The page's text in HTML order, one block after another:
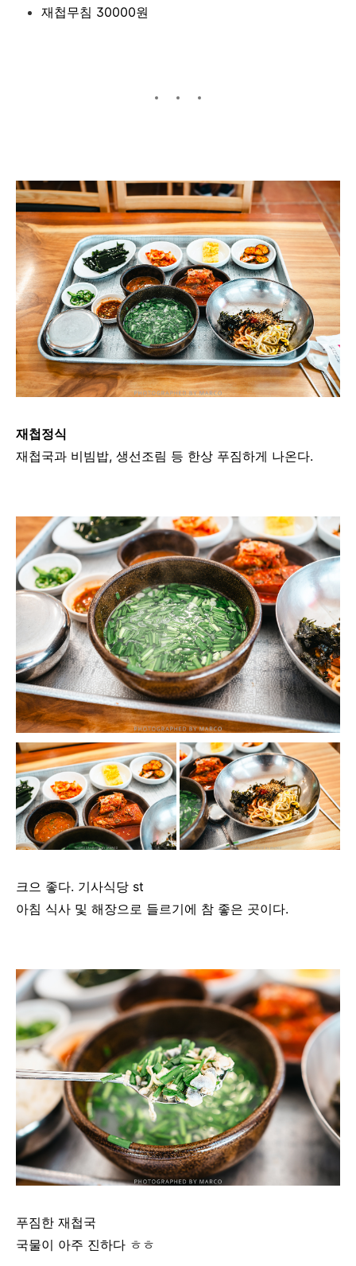
재첩무침 30000원
재첩정식
재첩국과 비빔밥, 생선조림 등 한상 푸짐하게 나온다.
크으 좋다. 기사식당 st
아침 식사 및 해장으로 들르기에 참 좋은 곳이다.
푸짐한 재첩국
국물이 아주 진하다 ㅎㅎ